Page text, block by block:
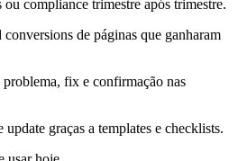
ou compliance trimestre após trimestre.
de páginas que ganharam
fix e confirmação nas
graças a templates e checklists.